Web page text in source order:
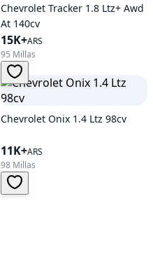
Chevrolet Tracker 1.8 Ltz+ Awd
At 140cv
15K+ARS
95 Millas
Chevrolet Onix 1.4 Ltz 98cv
11K+ARS
98 Millas